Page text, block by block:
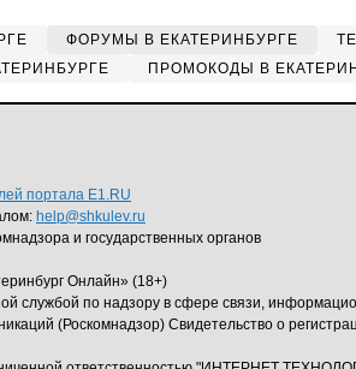
ФОРУМЫ В ЕКАТЕРИНБУРГЕ
ПРОМОКОДЫ В
портала E1.RU
help@shkulev.ru
и государственных органов
Онлайн» (18+)
службой по надзору в сфере связи,
(Роскомнадзор) Свидетельство о